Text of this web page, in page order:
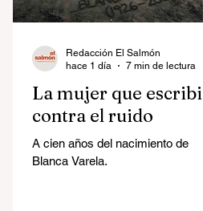
La mujer que escribió
contra el ruido
A cien años del nacimiento de
Blanca Varela.
Redacción El Salmón
hace 1 día
7 min de lectura